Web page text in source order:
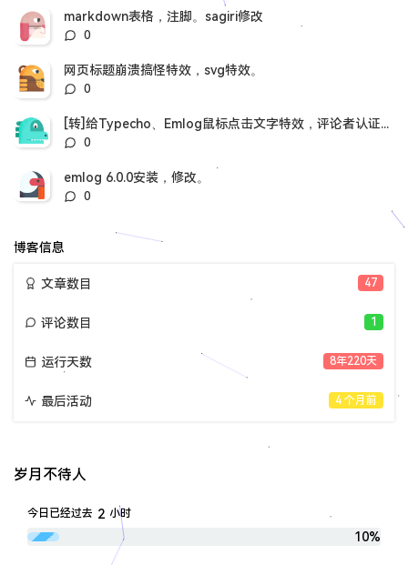
数：
markdown表格，注脚。sagiri修改
评
数：
0
网页标题崩溃搞怪特效，svg特效。
评
数：
0
[转]给Typecho、Emlog鼠标点击文字特效，评论者认证插件。
评
数：
0
emlog 6.0.0安装，修改。
评
0
博客信息
47
文章数目
1
评论数目
8年220天
运行天数
4 个月前
最后活动
岁月不待人
今日已经过去 2 小时
10%